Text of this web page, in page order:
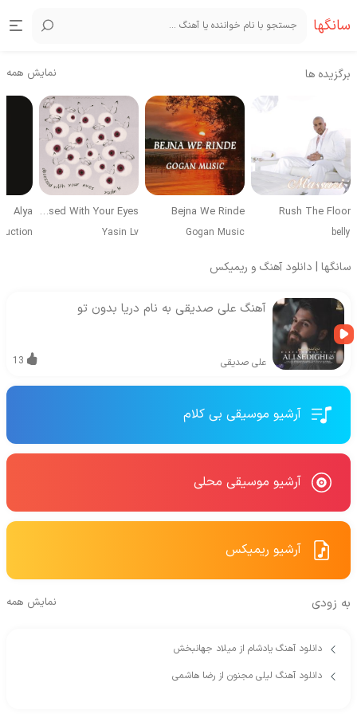
سانگها
برگزیده ها نمایش همه
Rush The Floor
belly
Bejna We Rinde
Gogan Music
Obsessed With Your Eyes
Yasin Lv
Alya
سانگها | دانلود آهنگ و ریمیکس
آهنگ علی صدیقی به نام دریا بدون تو‌
علی صدیقی 13
آرشیو موسیقی بی کلام
آرشیو موسیقی محلی
آرشیو ریمیکس
به زودی نمایش همه
دانلود آهنگ یادشام از میلاد جهانبخش
دانلود آهنگ لیلی مجنون از رضا هاشمی